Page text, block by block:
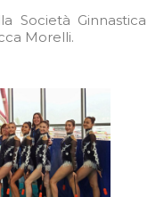
Società Ginnastica
Morelli.